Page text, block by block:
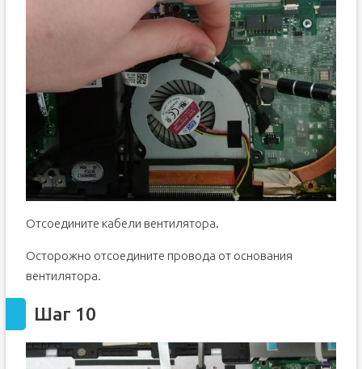
Отсоедините кабели вентилятора.
Осторожно отсоедините провода от основания
вентилятора.
Шаг 10